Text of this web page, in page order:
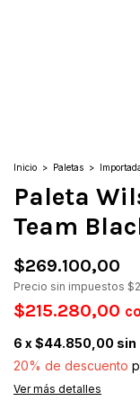
Inicio > Paletas >
Paleta
Team
$269.100,00
Precio sin impuestos
$215.280,00
6 x$44.850,00 sin
20% de descuento
Ver más detalles